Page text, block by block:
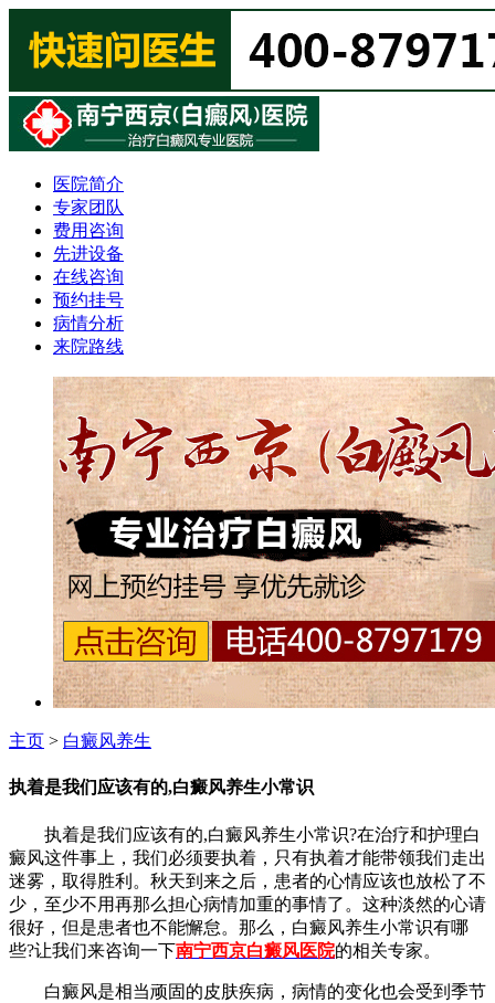
医院简介
专家团队
费用咨询
先进设备
在线咨询
预约挂号
病情分析
来院路线
主页 > 白癜风养生
执着是我们应该有的,白癜风养生小常识
执着是我们应该有的,白癜风养生小常识?在治疗和护理白
癜风这件事上，我们必须要执着，只有执着才能带领我们走出
迷雾，取得胜利。秋天到来之后，患者的心情应该也放松了不
少，至少不用再那么担心病情加重的事情了。这种淡然的心请
很好，但是患者也不能懈怠。那么，白癜风养生小常识有哪
些?让我们来咨询一下南宁西京白癜风医院的相关专家。
白癜风是相当顽固的皮肤疾病，病情的变化也会受到季节